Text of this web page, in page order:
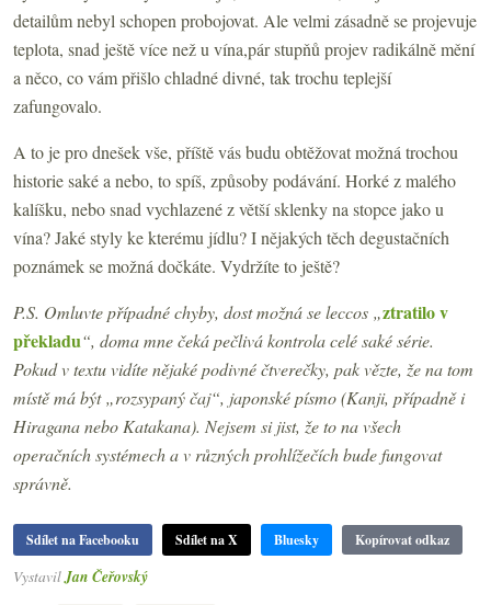
detailům nebyl schopen probojovat. Ale velmi zásadně se projevuje
teplota, snad ještě více než u vína,pár stupňů projev radikálně mění
a něco, co vám přišlo chladné divné, tak trochu teplejší
zafungovalo.
A to je pro dnešek vše, příště vás budu obtěžovat možná trochou
historie saké a nebo, to spíš, způsoby podávání. Horké z malého
kalíšku, nebo snad vychlazené z větší sklenky na stopce jako u
vína? Jaké styly ke kterému jídlu? I nějakých těch degustačních
poznámek se možná dočkáte. Vydržíte to ještě?
P.S. Omluvte případné chyby, dost možná se leccos „ztratilo v
překladu“, doma mne čeká pečlivá kontrola celé saké série.
Pokud v textu vidíte nějaké podivné čtverečky, pak vězte, že na tom
místě má být „rozsypaný čaj“, japonské písmo (Kanji, případně i
Hiragana nebo Katakana). Nejsem si jist, že to na všech
operačních systémech a v různých prohlížečích bude fungovat
správně.
Sdílet na Facebooku Sdílet na X Bluesky Kopírovat odkaz
Vystavil Jan Čeřovský